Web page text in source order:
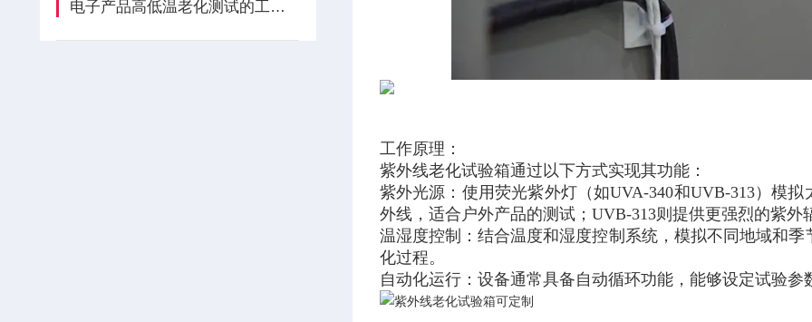
电子产品高低温老化测试的工作原理
工作原理：
紫外线老化试验箱通过以下方式实现其功能：
紫外光源：使用荧光紫外灯（如UVA-340和UVB-313）模
外线，适合户外产品的测试；UVB-313则提供更强烈的紫外
温湿度控制：结合温度和湿度控制系统，模拟不同地域和
化过程。
自动化运行：设备通常具备自动循环功能，能够设定试验